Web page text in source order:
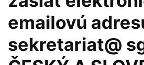
emailovú
sekretariat@